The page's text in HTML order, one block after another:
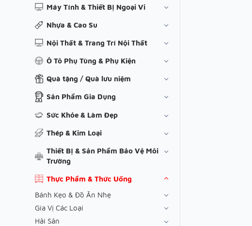
Máy Tính & Thiết Bị Ngoại Vi
Nhựa & Cao Su
Nội Thất & Trang Trí Nội Thất
Ô Tô Phụ Tùng & Phụ Kiện
Quà tặng / Quà lưu niệm
Sản Phẩm Gia Dụng
Sức Khỏe & Làm Đẹp
Thép & Kim Loại
Thiết Bị & Sản Phẩm Bảo Vệ Môi
Trường
Thực Phẩm & Thức Uống
Bánh Kẹo & Đồ Ăn Nhẹ
Gia Vị Các Loại
Hải Sản